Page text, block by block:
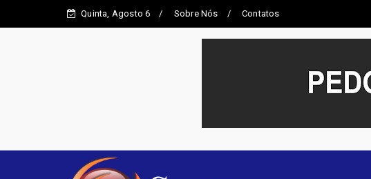
Quinta, Agosto 6 Sobre Nós Contatos